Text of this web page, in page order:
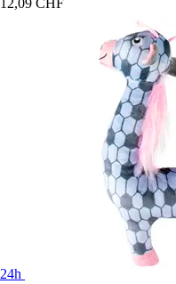
12,09 CHF
24h